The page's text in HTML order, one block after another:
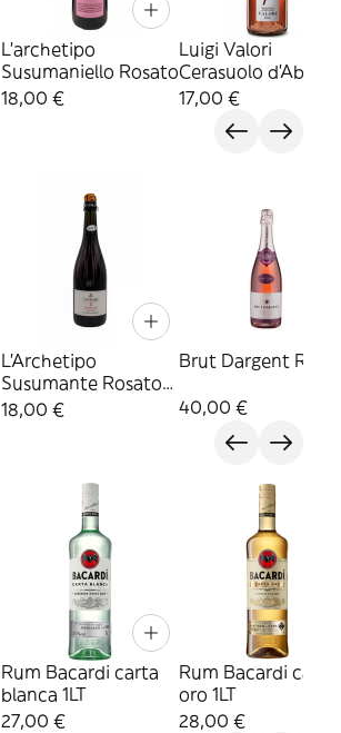
L'archetipo
Susumaniello Rosato
18,00 €
Luigi Valori
Cerasuolo d'Abruzzo
17,00 €
L'Archetipo
Susumante Rosato
Marasco Brut
18,00 €
Brut Dargent Rosé
40,00 €
Rum Bacardi carta
blanca 1LT
27,00 €
Rum Bacardi carta
oro 1LT
28,00 €